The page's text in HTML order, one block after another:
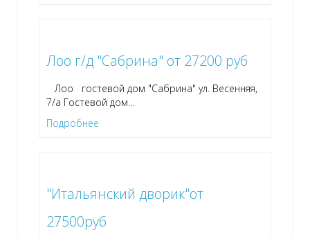
Лоо г/д "Сабрина" от 27200 руб
Лоо гостевой дом "Сабрина" ул. Весенняя,
7/а Гостевой дом
Подробнее
"Итальянский дворик"от
27500руб